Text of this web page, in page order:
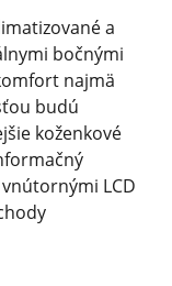
a
bočnými
najmä
budú
koženkové
LCD